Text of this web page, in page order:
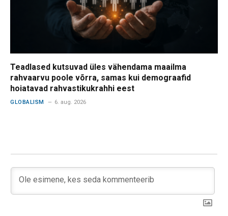
Teadlased kutsuvad üles vähendama maailma
rahvaarvu poole võrra, samas kui demograafid
hoiatavad rahvastikukrahhi eest
GLOBALISM 6. aug. 2026